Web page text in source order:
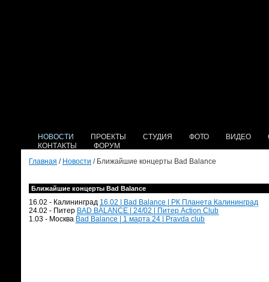
НОВОСТИ ПРОЕКТЫ СТУДИЯ ФОТО ВИДЕО
КОНТАКТЫ
ФОРУМ
Главная / Новости / Ближайшие концерты Bad Balance
Ближайшие концерты Bad Balance
16.02 - Калининград 16.02 | Bad Balance | РК Планета Калининград
24.02 - Питер BAD BALANCE | 24/02 | Питер Action Club
1.03 - Москва Bad Balance | 1 марта 24 | Pravda club